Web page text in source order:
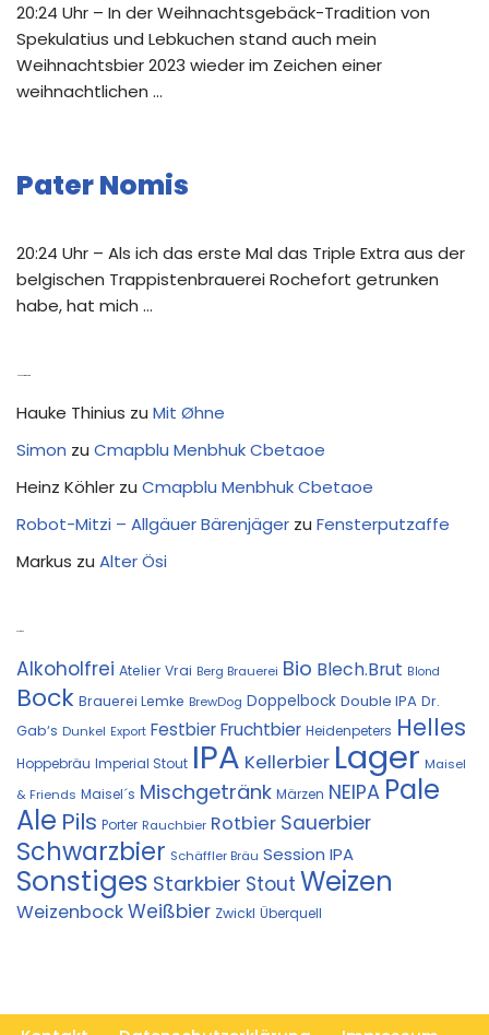
20:24 Uhr – In der Weihnachtsgebäck-Tradition von
Spekulatius und Lebkuchen stand auch mein
Weihnachtsbier 2023 wieder im Zeichen einer
weihnachtlichen …
Pater Nomis
20:24 Uhr – Als ich das erste Mal das Triple Extra aus der
belgischen Trappistenbrauerei Rochefort getrunken
habe, hat mich …
Hauke Thinius zu Mit Øhne
Simon zu Cmapblu Menbhuk Cbetaoe
Heinz Köhler zu Cmapblu Menbhuk Cbetaoe
Robot-Mitzi – Allgäuer Bärenjäger zu Fensterputzaffe
Markus zu Alter Ösi
Alkoholfrei Atelier Vrai Berg Brauerei Bio Blech.Brut Blond
Bock Brauerei Lemke BrewDog Doppelbock Double IPA Dr.
Gab‘s Dunkel Export FestbierFruchtbier Heidenpeters Helles
Hoppebräu Imperial Stout IPA Kellerbier Lager Maisel
& Friends Maisel´s Mischgetränk Märzen NEIPA Pale
Ale Pils Porter Rauchbier Rotbier Sauerbier
Schwarzbier Schäffler Bräu Session IPA
Sonstiges Starkbier Stout Weizen
WeizenbockWeißbier Zwickl Überquell